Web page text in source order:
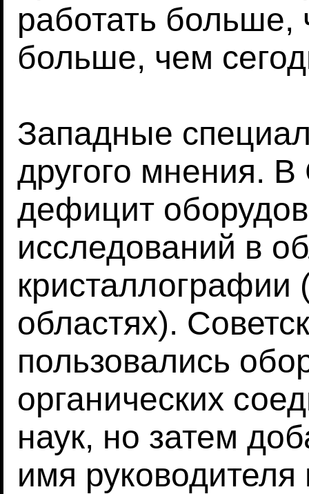
работать больше,
больше, чем
Западные
другого мнения.
дефицит
исследований в
кристаллографии
областях).
пользовались
органических
наук, но затем
имя руководителя